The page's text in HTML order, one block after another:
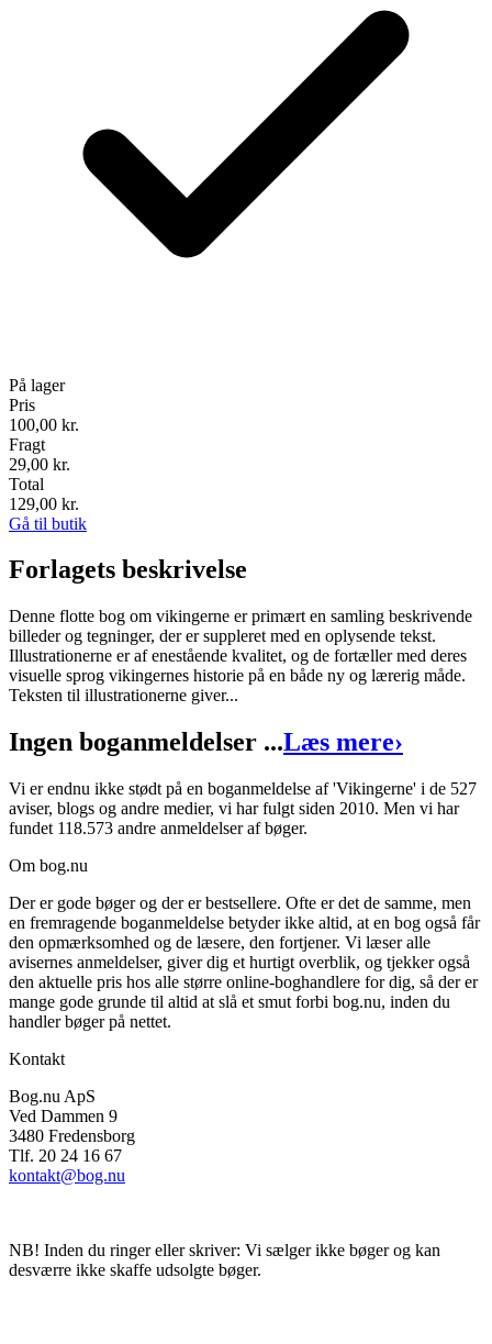
På lager
Pris
100,00 kr.
Fragt
29,00 kr.
Total
129,00 kr.
Gå til butik
Forlagets beskrivelse
Denne flotte bog om vikingerne er primært en samling beskrivende
billeder og tegninger, der er suppleret med en oplysende tekst.
Illustrationerne er af enestående kvalitet, og de fortæller med deres
visuelle sprog vikingernes historie på en både ny og lærerig måde.
Teksten til illustrationerne giver...
Ingen boganmeldelser ...Læs mere›
Vi er endnu ikke stødt på en boganmeldelse af 'Vikingerne' i de 527
aviser, blogs og andre medier, vi har fulgt siden 2010. Men vi har
fundet 118.573 andre anmeldelser af bøger.
Om bog.nu
Der er gode bøger og der er bestsellere. Ofte er det de samme, men
en fremragende boganmeldelse betyder ikke altid, at en bog også får
den opmærksomhed og de læsere, den fortjener. Vi læser alle
avisernes anmeldelser, giver dig et hurtigt overblik, og tjekker også
den aktuelle pris hos alle større online-boghandlere for dig, så der er
mange gode grunde til altid at slå et smut forbi bog.nu, inden du
handler bøger på nettet.
Kontakt
Bog.nu ApS
Ved Dammen 9
3480 Fredensborg
Tlf. 20 24 16 67
kontakt@bog.nu
NB! Inden du ringer eller skriver: Vi sælger ikke bøger og kan
desværre ikke skaffe udsolgte bøger.